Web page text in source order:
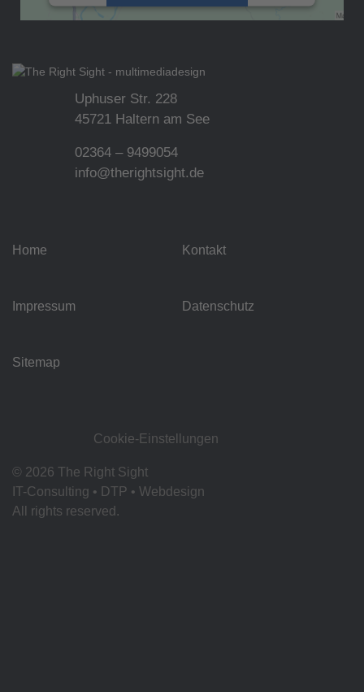
powered byUsercentrics Consent
Uphuser Str. 228
45721 Haltern am See
02364 – 9499054
info@therightsight.de
Home Kontakt
Impressum Datenschutz
Sitemap
Cookie-Einstellungen
© 2026 The Right Sight
IT-Consulting • DTP • Webdesign
All rights reserved.